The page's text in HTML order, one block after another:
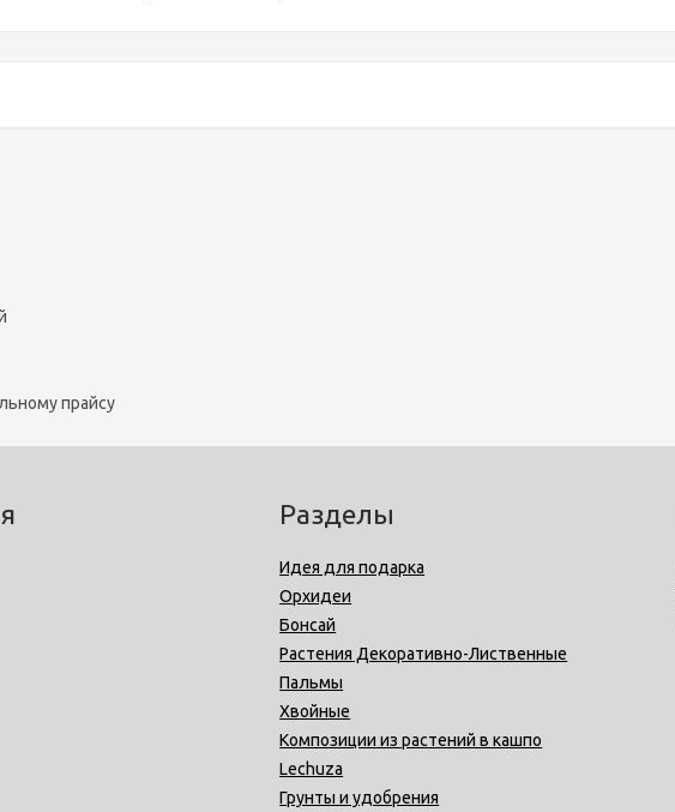
прайсу
Разделы
Идея для подарка
Орхидеи
Бонсай
Растения Декоративно-Лиственные
Пальмы
Хвойные
Композиции из растений в кашпо
Lechuza
Грунты и удобрения